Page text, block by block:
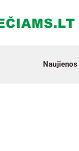
Naujienos